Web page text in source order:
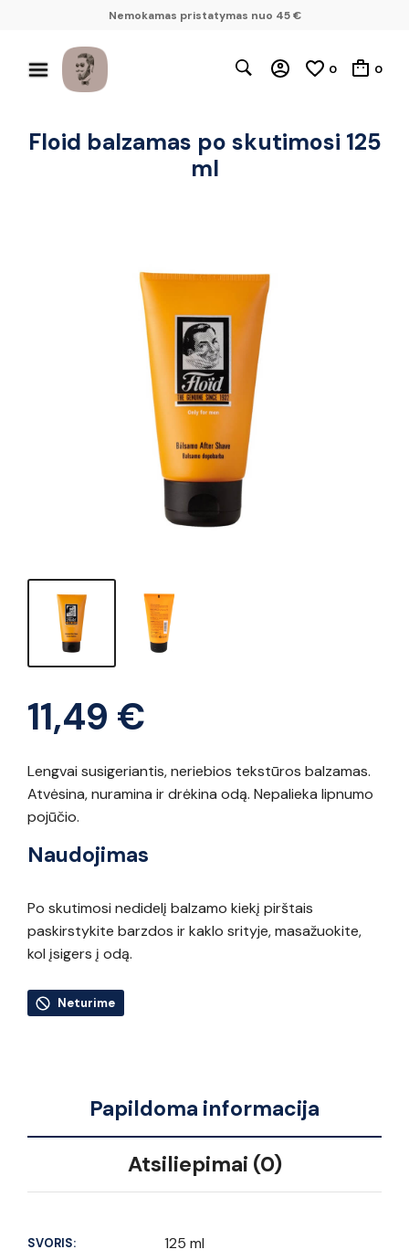
Nemokamas pristatymas nuo 45 €
0 0
Floid balzamas po skutimosi 125
ml
11,49 €
Lengvai susigeriantis, neriebios tekstūros balzamas.
Atvėsina, nuramina ir drėkina odą. Nepalieka lipnumo
pojūčio.
Naudojimas
Po skutimosi nedidelį balzamo kiekį pirštais
paskirstykite barzdos ir kaklo srityje, masažuokite,
kol įsigers į odą.
Neturime
Papildoma informacija
Atsiliepimai (0)
SVORIS: 125 ml